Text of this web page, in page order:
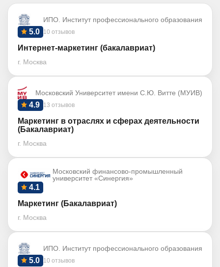
ИПО. Институт профессионального образования
10 отзывов
5.0
Интернет-маркетинг (бакалавриат)
г. Москва
Московский Университет имени С.Ю. Витте (МУИВ)
13 отзывов
4.9
Маркетинг в отраслях и сферах деятельности
(Бакалавриат)
г. Москва
Московский финансово-промышленный
университет «Синергия»
4.1
Маркетинг (Бакалавриат)
г. Москва
ИПО. Институт профессионального образования
10 отзывов
5.0